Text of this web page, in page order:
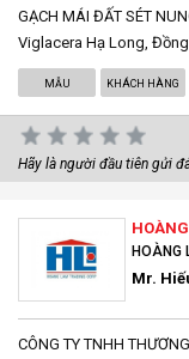
GẠCH MÁI ĐẤT SÉT
Viglacera Hạ Long, Đồng
MẪU KHÁCH HÀNG
Hãy là người đầu tiên gửi
HOÀNG
Mr.
CÔNG TY TNHH